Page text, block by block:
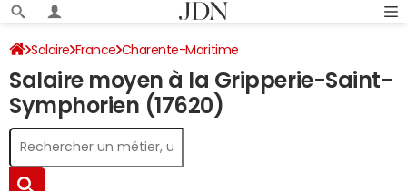
Salaire France Charente-Maritime
Salaire moyen à la Gripperie-Saint-
Symphorien (17620)